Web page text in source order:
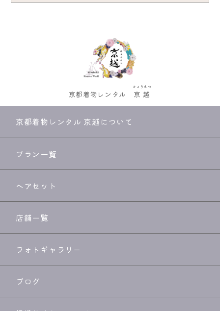
京都着物レンタル 京越
きょうえつ
京都着物レンタル 京越について
プラン一覧
ヘアセット
店舗一覧
フォトギャラリー
ブログ